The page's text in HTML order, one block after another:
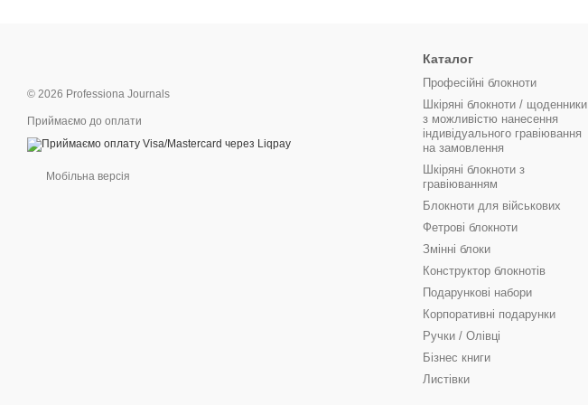
© 2026 Professiona Journals
Приймаємо до оплати
Мобільна версія
Каталог
Професійні блокноти
Шкіряні блокноти / щоденники
з можливістю нанесення
індивідуального гравіювання
на замовлення
Шкіряні блокноти з
гравіюванням
Блокноти для військових
Фетрові блокноти
Змінні блоки
Конструктор блокнотів
Подарункові набори
Корпоративні подарунки
Ручки / Олівці
Бізнес книги
Листівки